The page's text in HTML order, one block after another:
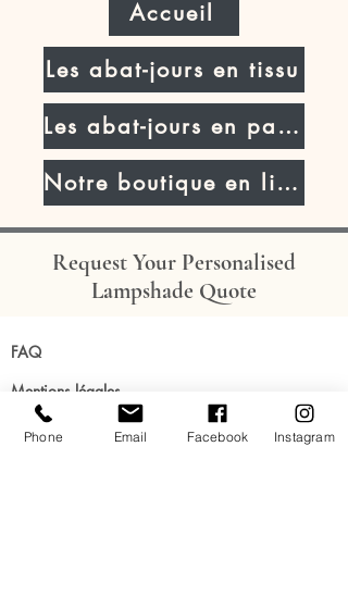
Accueil
Les abat-jours en tissu
Les abat-jours en parchemin
Notre boutique en ligne
Request Your Personalised
Lampshade Quote
FAQ
Mentions légales
Conditions générales de vente - particuliers
Phone Email Facebook Instagram